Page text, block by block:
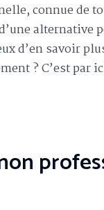
connue de
alternative
d’en savoir
? C’est par